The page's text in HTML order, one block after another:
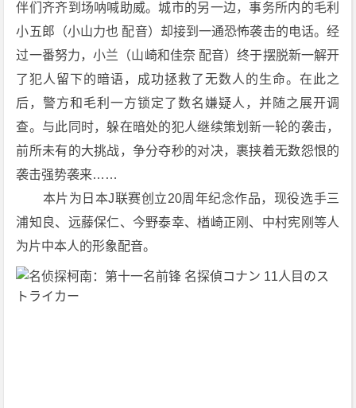
ス
ト
ラ
イ
カ
[2
0
2]
[动
疑]
伴们齐齐到场呐喊助威。城市的另一边，事务所内的毛利
小五郎（小山力也 配音）却接到一通恐怖袭击的电话。经
过一番努力，小兰（山崎和佳奈 配音）终于摆脱新一解开
了犯人留下的暗语，成功拯救了无数人的生命。在此之
后，警方和毛利一方锁定了数名嫌疑人，并随之展开调
查。与此同时，躲在暗处的犯人继续策划新一轮的袭击，
前所未有的大挑战，争分夺秒的对决，裹挟着无数怨恨的
袭击强势袭来……
本片为日本J联赛创立20周年纪念作品，现役选手三
浦知良、远藤保仁、今野泰幸、楢崎正刚、中村宪刚等人
为片中本人的形象配音。